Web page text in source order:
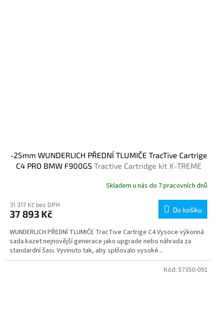
-25mm WUNDERLICH PŘEDNÍ TLUMIČE TracTive Cartrige
C4 PRO BMW F900GS Tractive Cartridge kit X-TREME
Skladem u nás do 7 pracovních dnů
31 317 Kč bez DPH
37 893 Kč Do košíku
WUNDERLICH PŘEDNÍ TLUMIČE TracTive Cartrige C4 Vysoce výkonná
sada kazet nejnovější generace jako upgrade nebo náhrada za
standardní šasi. Vyvinuto tak, aby splňovalo vysoké...
Kód: 57350-092